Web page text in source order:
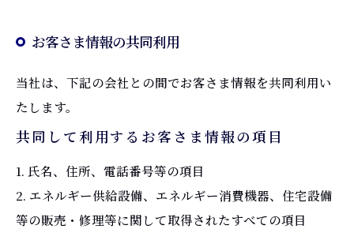
お客さま情報の共同利用
当社は、下記の会社との間でお客さま情報を共同利用い
たします。
共同して利用するお客さま情報の項目
1. 氏名、住所、電話番号等の項目
2. エネルギー供給設備、エネルギー消費機器、住宅設備
等の販売・修理等に関して取得されたすべての項目